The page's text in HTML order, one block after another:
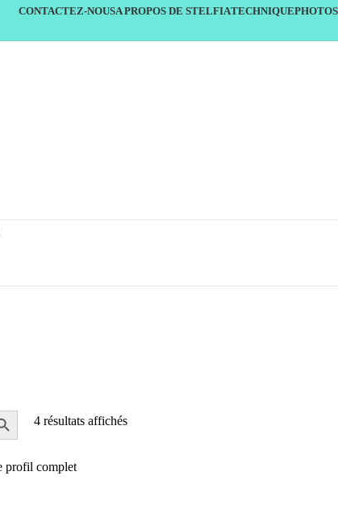
CONTACTEZ-NOUSA PROPOS DE STELFIATECHNIQUEPHOTOS
4 résultats affichés